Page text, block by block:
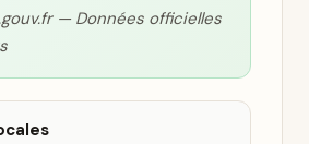
— Données officielles